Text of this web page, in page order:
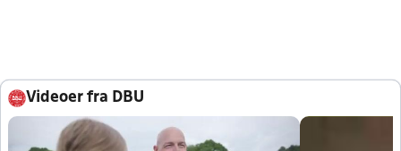
Videoer fra DBU